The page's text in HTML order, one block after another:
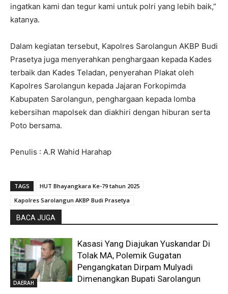
ingatkan kami dan tegur kami untuk polri yang lebih baik,”
katanya.
Dalam kegiatan tersebut, Kapolres Sarolangun AKBP Budi
Prasetya juga menyerahkan penghargaan kepada Kades
terbaik dan Kades Teladan, penyerahan Plakat oleh
Kapolres Sarolangun kepada Jajaran Forkopimda
Kabupaten Sarolangun, penghargaan kepada lomba
kebersihan mapolsek dan diakhiri dengan hiburan serta
Poto bersama.
Penulis : A.R Wahid Harahap
TAGS
HUT Bhayangkara Ke-79 tahun 2025
Kapolres Sarolangun AKBP Budi Prasetya
BACA JUGA
DAERAH
Kasasi Yang Diajukan Yuskandar Di
Tolak MA, Polemik Gugatan
Pengangkatan Dirpam Mulyadi
Dimenangkan Bupati Sarolangun